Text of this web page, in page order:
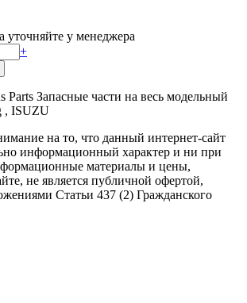
у менеджера
+
Parts Запасные части на весь модельный
, ISUZU
на то, что данный интернет-сайт
информационный характер и ни при
материалы и цены,
не является публичной офертой,
Статьи 437 (2) Гражданского